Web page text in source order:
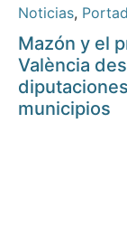
Noticias,
Mazón y el
València
municipios